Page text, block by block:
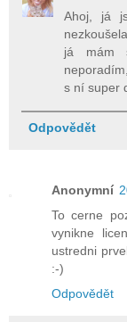
Ahoj, já
já mám
s ní super
Odpovědět
Anonymní
To cerne
vynikne
ustredni
:-)
Odpovědět